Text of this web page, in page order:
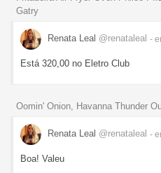
Gatry
Renata Leal @renataleal -
Está 320,00 no Eletro Club
Oomin' Onion, Havanna Thunder
Renata Leal @renataleal -
Boa! Valeu